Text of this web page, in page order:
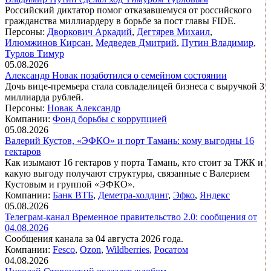
Российский диктатор помог отказавшемуся от российского
гражданства миллиардеру в борьбе за пост главы FIDE.
Персоны: Дворкович Аркадий, Дегтярев Михаил,
Илюмжинов Кирсан, Медведев Дмитрий, Путин Владимир,
Турлов Тимур
05.08.2026
Александр Новак позаботился о семейном состоянии
Дочь вице-премьера стала совладелицей бизнеса с выручкой 3
миллиарда рублей.
Персоны: Новак Александр
Компании: Фонд борьбы с коррупцией
05.08.2026
Валерий Кустов, «ЭФКО» и порт Тамань: кому выгодны 16
гектаров
Как изымают 16 гектаров у порта Тамань, кто стоит за ТЖК и
какую выгоду получают структуры, связанные с Валерием
Кустовым и группой «ЭФКО».
Компании: Банк ВТБ, Деметра-холдинг, Эфко, Яндекс
05.08.2026
Телеграм-канал Временное правительство 2.0: сообщения от
04.08.2026
Сообщения канала за 04 августа 2026 года.
Компании: Fesco, Ozon, Wildberries, Росатом
04.08.2026